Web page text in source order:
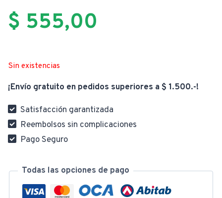
$ 555,00
Sin existencias
¡Envío gratuito en pedidos superiores a $ 1.500.-!
Satisfacción garantizada
Reembolsos sin complicaciones
Pago Seguro
Todas las opciones de pago